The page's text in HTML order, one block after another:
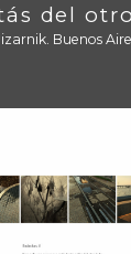
del
Buenos